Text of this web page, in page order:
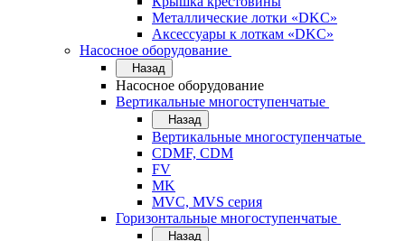
Металлические лотки «DKC»
Аксессуары к лоткам «DKC»
Насосное оборудование
Назад
Насосное оборудование
Вертикальные многоступенчатые
Назад
Вертикальные многоступенчатые
CDMF, CDM
FV
MK
MVC, MVS серия
Горизонтальные многоступенчатые
Назад